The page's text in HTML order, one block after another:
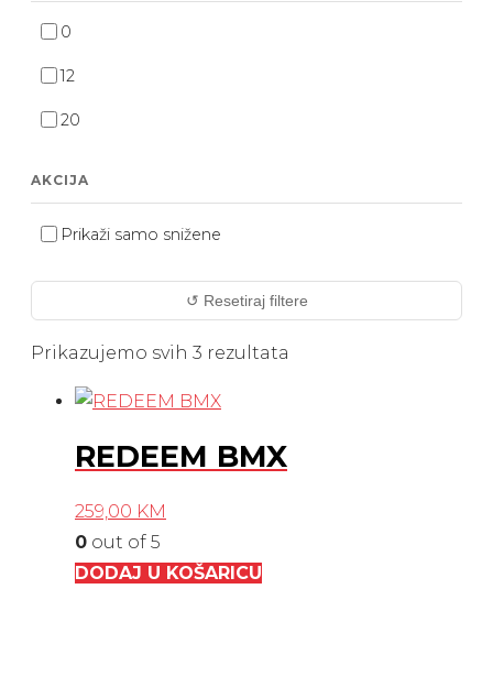
0
12
20
AKCIJA
Prikaži samo snižene
↺ Resetiraj filtere
Prikazujemo svih 3 rezultata
REDEEM BMX
259,00 KM
0 out of 5
DODAJ U KOŠARICU